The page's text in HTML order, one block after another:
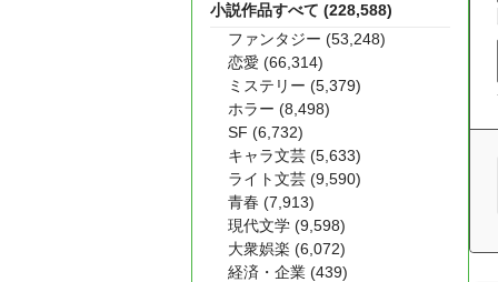
小説作品すべて (228,588)
ファンタジー (53,248)
恋愛 (66,314)
ミステリー (5,379)
ホラー (8,498)
SF (6,732)
キャラ文芸 (5,633)
ライト文芸 (9,590)
青春 (7,913)
現代文学 (9,598)
大衆娯楽 (6,072)
経済・企業 (439)